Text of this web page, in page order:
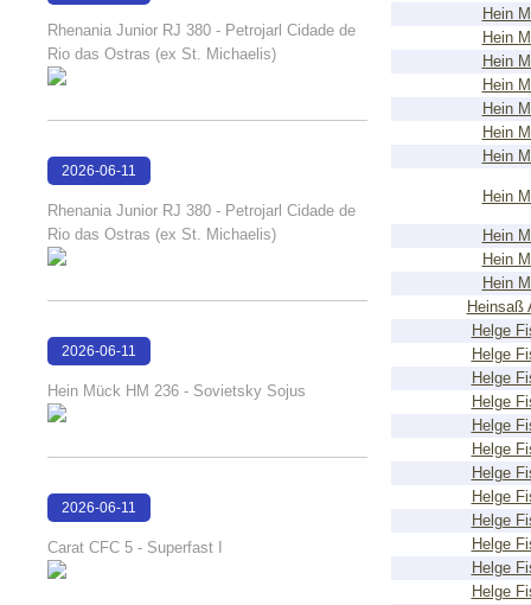
Hein
Hein
Hein
Hein
Hein
Hein
Hein
Hein
Hein
Hein
Hein
Heinsaß
Helge
Helge
Helge
Helge
Helge
Helge
Helge
Helge
Helge
Helge
Helge
Helge
Rhenania Junior RJ 380 - Petrojarl Cidade de
Rio das Ostras (ex St. Michaelis)
2026-06-11
Rhenania Junior RJ 380 - Petrojarl Cidade de
Rio das Ostras (ex St. Michaelis)
2026-06-11
Hein Mück HM 236 - Sovietsky Sojus
2026-06-11
Carat CFC 5 - Superfast I